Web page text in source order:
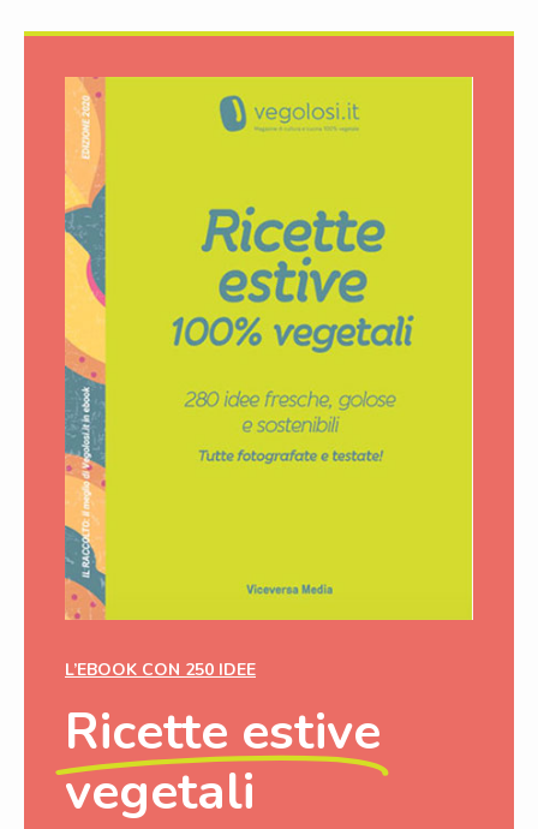
L’EBOOK CON 250 IDEE
Ricette estive
vegetali